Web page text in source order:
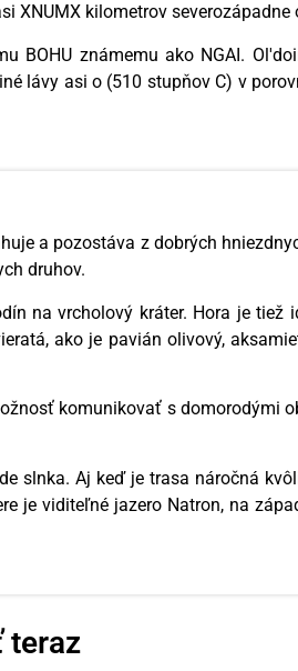
XNUMX kilometrov
BOHU známemu ako NGAI.
lávy asi o (510 stupňov C) v
a pozostáva z dobrých
druhov.
na vrcholový kráter. Hora je tiež
ako je pavián olivový,
komunikovať s domorodými
slnka. Aj keď je trasa náročná
je viditeľné jazero Natron, na
teraz